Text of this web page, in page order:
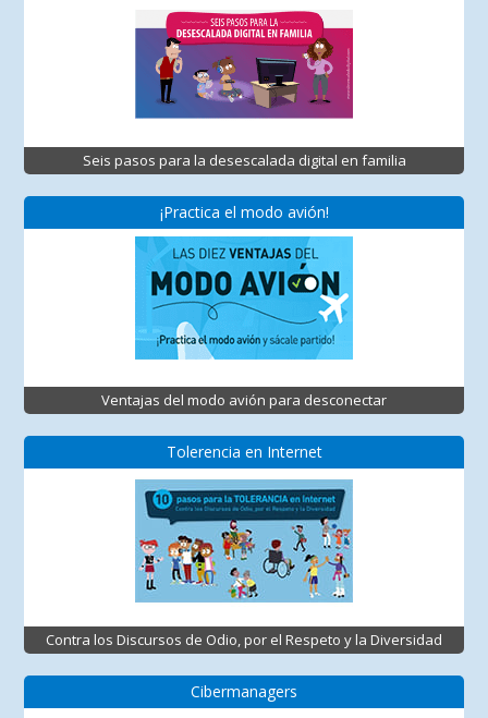
Seis pasos para la desescalada digital en familia
¡Practica el modo avión!
Ventajas del modo avión para desconectar
Tolerencia en Internet
Contra los Discursos de Odio, por el Respeto y la Diversidad
Cibermanagers